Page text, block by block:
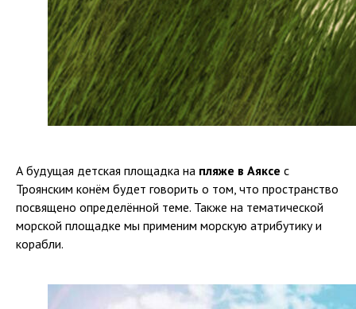
А будущая детская площадка на пляже в Аяксе с
Троянским конём будет говорить о том, что пространство
посвящено определённой теме. Также на тематической
морской площадке мы применим морскую атрибутику и
корабли.